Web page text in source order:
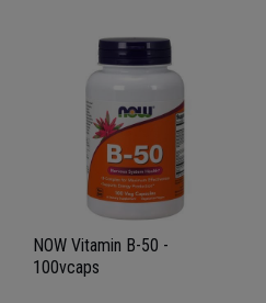
NOW Vitamin B-50 -
100vcaps